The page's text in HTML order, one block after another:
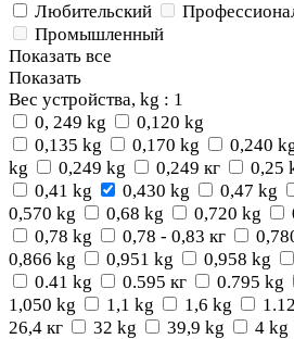
Любительский
Промышленный
Показать все
Показать
Вес устройства, kg : 1
0, 249 kg
0,120 kg
0,135 kg
0,170 kg 0,240
kg
0,249 kg 0,249 кг 0,25
0,41 kg
0,430 kg 0,47 kg
0,570 kg
0,68 kg 0,720 kg
0,78 kg
0,78 - 0,83 кг
0,866 kg
0,951 kg 0,958 kg
0.41 kg
0.595 кг 0.795 kg
1,050 kg
1,1 kg 1,6 kg
26,4 кг
32 kg 39,9 kg 4 kg